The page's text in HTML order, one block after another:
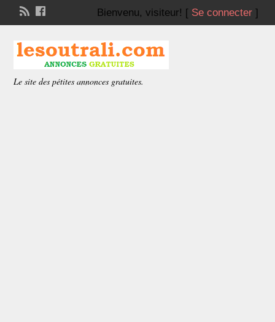
Bienvenu, visiteur! [ Se connecter]
Le site des pétites annonces gratuites.